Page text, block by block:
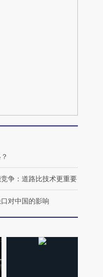
争：道路比技术更重要
对中国的影响